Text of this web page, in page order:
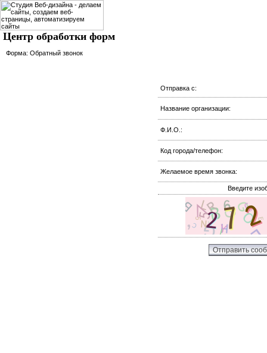
Центр обработки форм
Форма: Обратный звонок
Отправка с:
Название организации:
Ф.И.О.:
Код города/телефон:
Желаемое время звонка:
Введите